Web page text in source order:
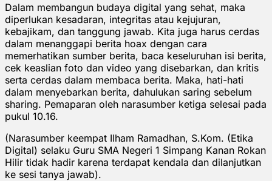
Dalam membangun budaya digital yang sehat, maka
diperlukan kesadaran, integritas atau kejujuran,
kebajikam, dan tanggung jawab. Kita juga harus cerdas
dalam menanggapi berita hoax dengan cara
memerhatikan sumber berita, baca keseluruhan isi berita,
cek keaslian foto dan video yang disebarkan, dan kritis
serta cerdas dalam membaca berita. Maka, hati-hati
dalam menyebarkan berita, dahulukan saring sebelum
sharing. Pemaparan oleh narasumber ketiga selesai pada
pukul 10.16.
(Narasumber keempat Ilham Ramadhan, S.Kom. (Etika
Digital) selaku Guru SMA Negeri 1 Simpang Kanan Rokan
Hilir tidak hadir karena terdapat kendala dan dilanjutkan
ke sesi tanya jawab).